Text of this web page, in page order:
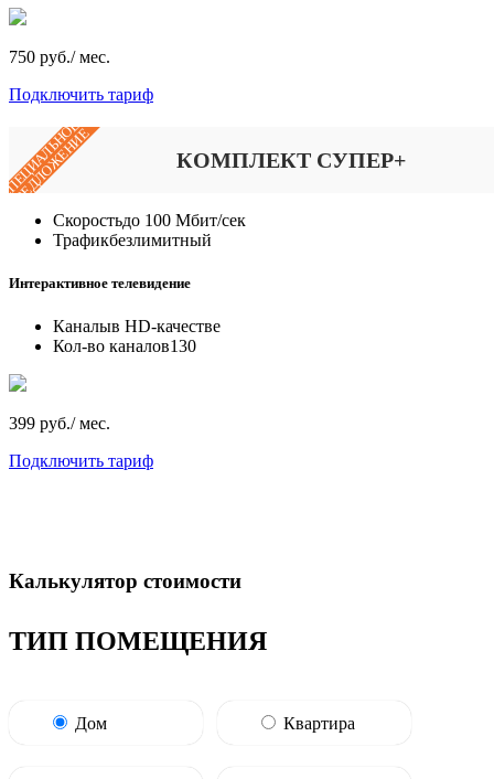
750 руб./ мес.
Подключить тариф
ПРЕДЛОЖЕНИЕ КОМПЛЕКТ СУПЕР+
Скоростьдо 100 Мбит/сек
Трафикбезлимитный
Интерактивное телевидение
Каналыв HD-качестве
Кол-во каналов130
399 руб./ мес.
Подключить тариф
Калькулятор стоимости
ТИП ПОМЕЩЕНИЯ
Дом Квартира